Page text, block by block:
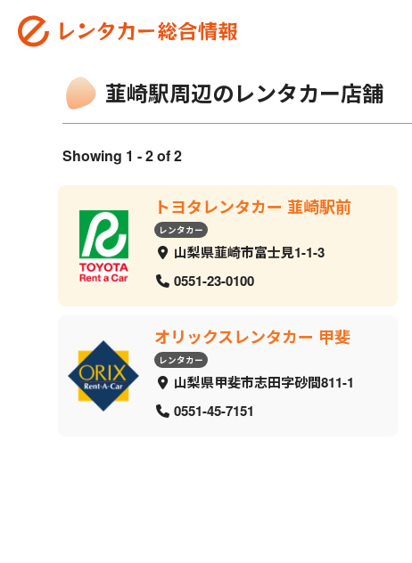
韮崎駅周辺のレンタカー店舗
Showing 1 - 2 of 2
トヨタレンタカー 韮崎駅前
レンタカー
山梨県韮崎市富士見1-1-3
0551-23-0100
オリックスレンタカー 甲斐
レンタカー
山梨県甲斐市志田字砂間811-1
0551-45-7151